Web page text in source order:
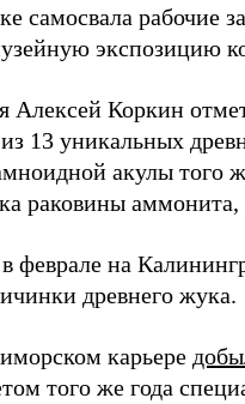
самосвала рабочие
экспозицию
Алексей Коркин
13 уникальных
акулы того
раковины аммонита,
феврале на
древнего жука.
карьере
того же года